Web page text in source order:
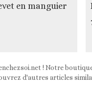
en manguier
! Notre
d'autres articles